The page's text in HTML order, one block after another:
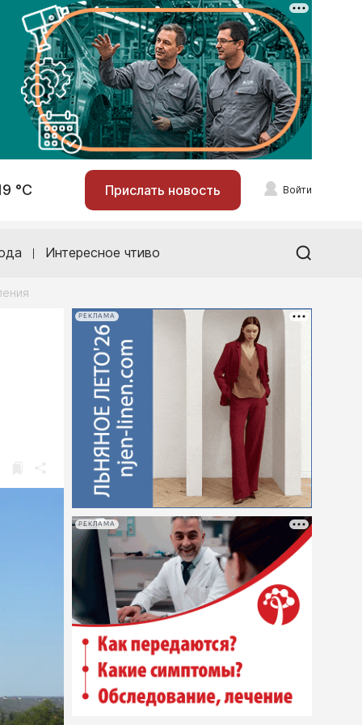
°С Прислать новость Войти
Интересное чтиво
РЕКЛАМА
РЕКЛАМА